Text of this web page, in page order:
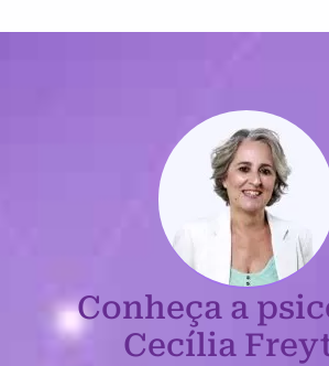
Conheça a
Cecília